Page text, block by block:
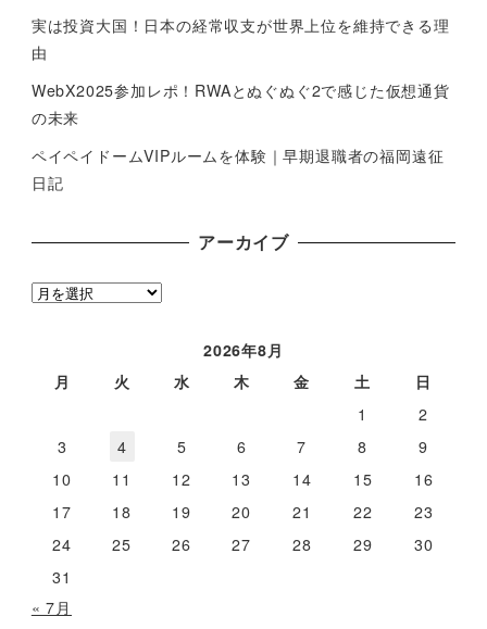
実は投資大国！日本の経常収支が世界上位を維持できる理
由
WebX2025参加レポ！RWAとぬぐぬぐ2で感じた仮想通貨
の未来
ペイペイドームVIPルームを体験｜早期退職者の福岡遠征
日記
アーカイブ
ア
2026年8月
月
火 水 木 金 土
日
1
2
3
4 5 6 7 8
9
10
11 12 13 14 15
16
17
18 19 20 21 22
23
24
25 26 27 28 29
30
31
« 7月